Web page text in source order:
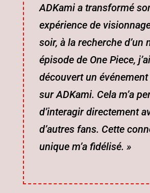
ADKami a transformé
expérience de
soir, à la recherche d’un
épisode de One Piece, j’ai
découvert un
sur ADKami. Cela m’a
d’interagir directement
d’autres fans. Cette
unique m’a fidélisé. »